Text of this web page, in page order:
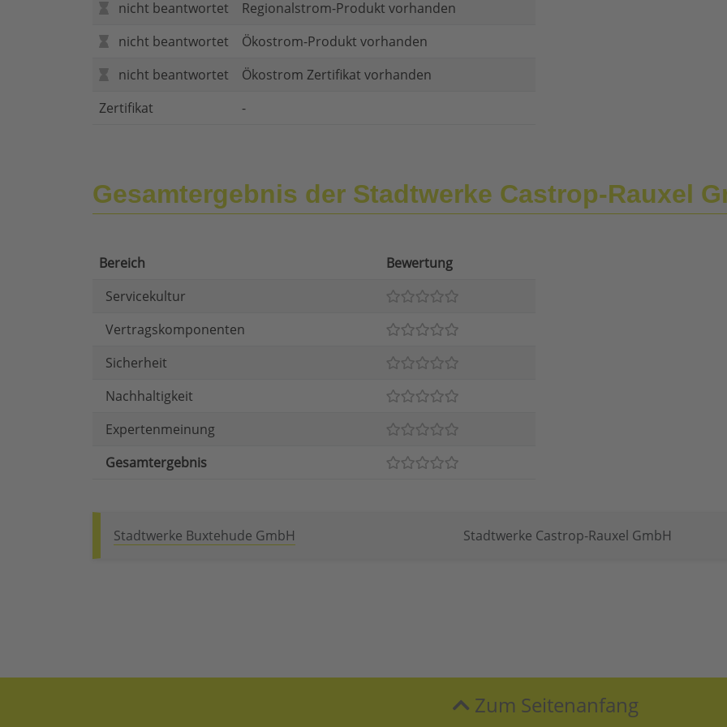
nicht beantwortet
Regionalstrom-Produkt vorhanden
nicht beantwortet
Ökostrom-Produkt vorhanden
nicht beantwortet
Ökostrom Zertifikat vorhanden
Zertifikat
-
Gesamtergebnis der Stadtwerke Castrop-Rauxel
Bereich
Bewertung
Servicekultur
Vertragskomponenten
Sicherheit
Nachhaltigkeit
Expertenmeinung
Gesamtergebnis
Stadtwerke Buxtehude GmbH Stadtwerke Castrop-Rauxel GmbH
Zum Seitenanfang